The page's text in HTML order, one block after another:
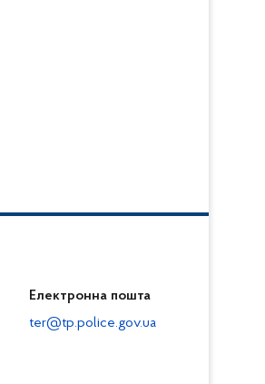
Електронна пошта
ter@tp.police.gov.ua